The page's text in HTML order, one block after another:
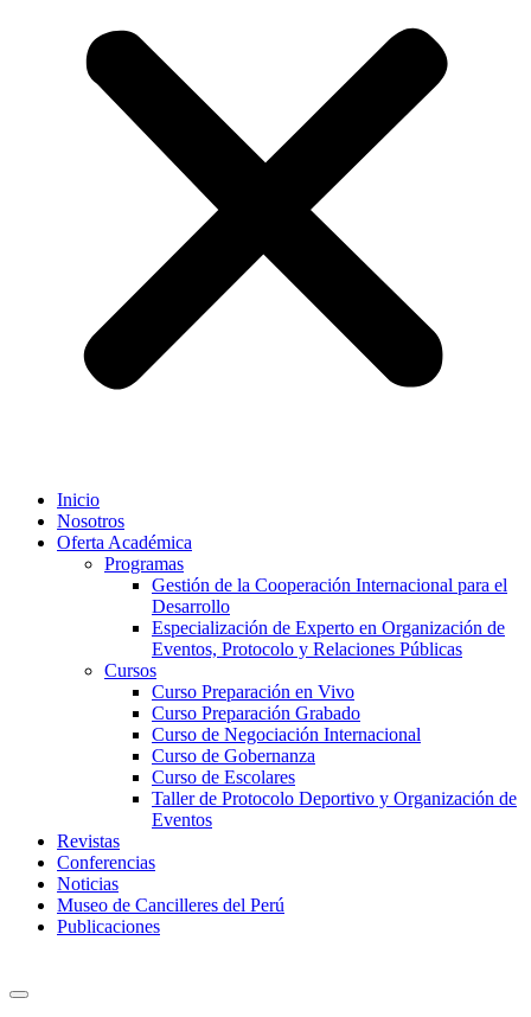
Inicio
Nosotros
Oferta Académica
Programas
Gestión de la Cooperación Internacional para el
Desarrollo
Especialización de Experto en Organización de
Eventos, Protocolo y Relaciones Públicas
Cursos
Curso Preparación en Vivo
Curso Preparación Grabado
Curso de Negociación Internacional
Curso de Gobernanza
Curso de Escolares
Taller de Protocolo Deportivo y Organización de
Eventos
Revistas
Conferencias
Noticias
Museo de Cancilleres del Perú
Publicaciones